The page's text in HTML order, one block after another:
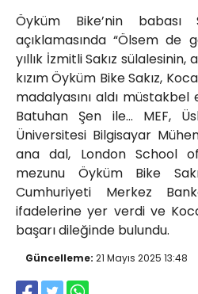
Öyküm Bike’nin
açıklamasında “Ölsem de
yıllık İzmitli Sakız sülalesinin,
kızım Öyküm Bike Sakız,
madalyasını aldı
Batuhan Şen ile… MEF,
Üniversitesi Bilgisayar
ana dal, London School
mezunu Öyküm Bike
Cumhuriyeti Merkez
ifadelerine yer verdi ve
başarı dileğinde bulundu.
Güncelleme: 21 Mayıs 2025 13:48